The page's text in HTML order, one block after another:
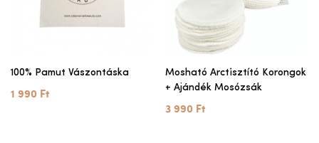
100% Pamut Vászontáska
1 990 Ft
Mosható Arctisztító Korongok
+ Ajándék Mosózsák
3 990 Ft